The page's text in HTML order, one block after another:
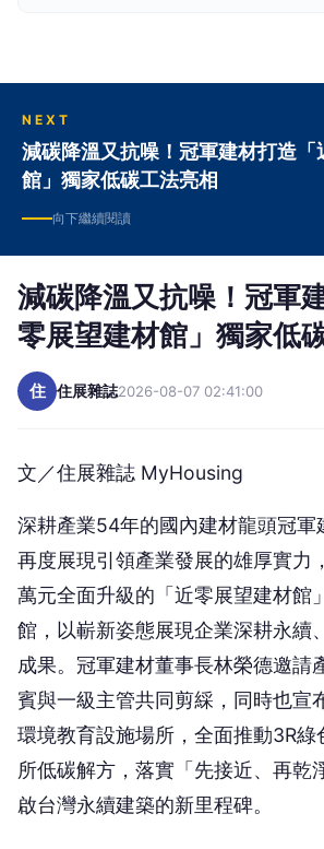
作品 才會放進雙引號中 而你，準備好探索收藏在
Facebook：
"idSHOW" Instagram bit.ly/
諮詢 www.idshow.com.tw/
NEXT
減碳降溫又抗噪！冠軍建材打造「
館」獨家低碳工法亮相
向下繼續閱讀
減碳降溫又抗噪！冠軍
零展望建材館」獨家低
住 住展雜誌2026-08-07 02:41:00
文／住展雜誌 MyHousing
深耕產業54年的國內建材龍頭冠軍
再度展現引領產業發展的雄厚實力
萬元全面升級的「近零展望建材館
館，以嶄新姿態展現企業深耕永續
成果。冠軍建材董事長林榮德邀請
賓與一級主管共同剪綵，同時也宣
環境教育設施場所，全面推動3R綠
所低碳解方，落實「先接近、再乾
啟台灣永續建築的新里程碑。